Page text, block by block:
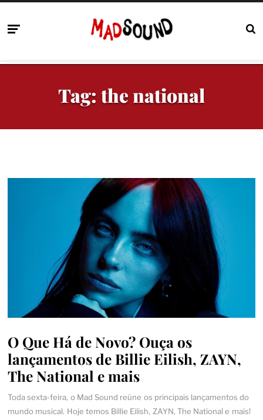
Tag: the national
O Que Há de Novo? Ouça os
lançamentos de Billie Eilish, ZAYN,
The National e mais
Toda sexta-feira, o Mad Sound reúne os principais lançamentos do
mundo musical. Hoje temos Billie Eilish, ZAYN, The National e mais!